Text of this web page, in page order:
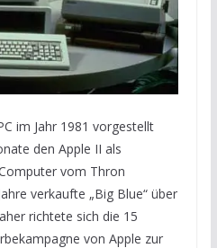
im Jahr 1981 vorgestellt
den Apple II als
vom Thron
verkaufte „Big Blue“ über
richtete sich die 15
von Apple zur